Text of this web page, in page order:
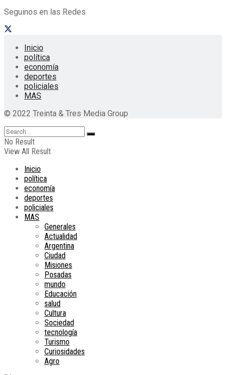
Seguinos en las Redes
Inicio
política
economía
deportes
policiales
MAS
© 2022 Treinta & Tres Media Group
No Result
View All Result
Inicio
política
economía
deportes
policiales
MAS
Generales
Actualidad
Argentina
Ciudad
Misiones
Posadas
mundo
Educación
salud
Cultura
Sociedad
tecnología
Turismo
Curiosidades
Agro